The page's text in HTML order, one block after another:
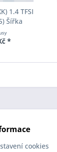
1.4 TFSI
Šířka
Spacer
*
cookies